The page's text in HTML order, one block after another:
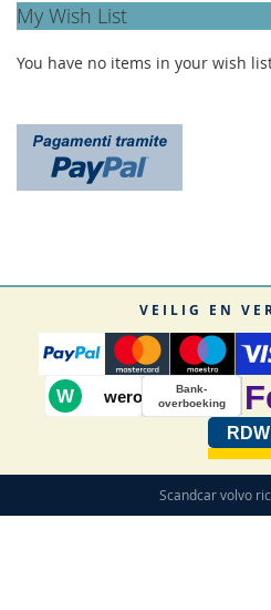
My Wish List
You have no items in your wish
VEILIG EN
W wero
Bank-
overboeking
RDW
Scandcar volvo